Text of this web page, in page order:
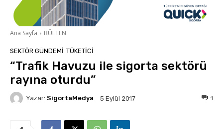
Ana Sayfa BÜLTEN
SEKTÖR GÜNDEMİ TÜKETICI
“Trafik Havuzu ile sigorta sektörü
rayına oturdu”
Yazar: SigortaMedya 5 Eylül 2017 1